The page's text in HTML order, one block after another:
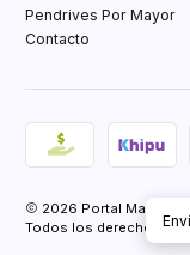
Pendrives Por Mayor
Contacto
2026 Portal
Todos los derechos